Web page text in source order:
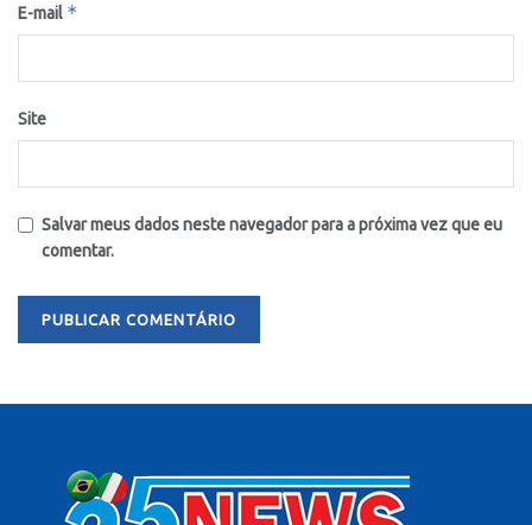
E-mail *
Site
Salvar meus dados neste navegador para a próxima vez que eu
comentar.